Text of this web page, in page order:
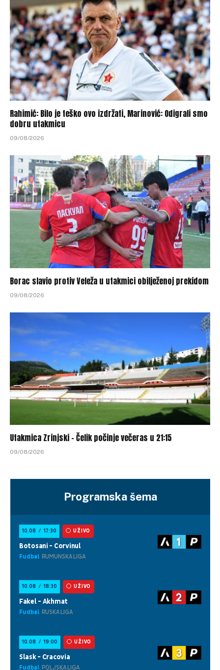
Rahimić: Bilo je teško ovo izdržati, Marinović: Odigrali smo
dobru utakmicu
09/08/2026
Borac slavio protiv Veleža u utakmici obilježenoj prekidom
09/08/2026
Utakmica Zrinjski – Čelik počinje večeras u 21:15
09/08/2026
Programska šema